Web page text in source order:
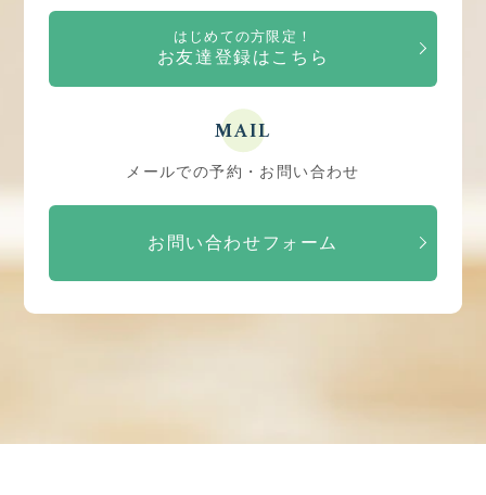
はじめての方限定！
お友達登録はこちら
MAIL
メールでの予約・お問い合わせ
お問い合わせフォーム